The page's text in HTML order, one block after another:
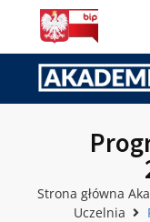
Strona główna
Uczelnia